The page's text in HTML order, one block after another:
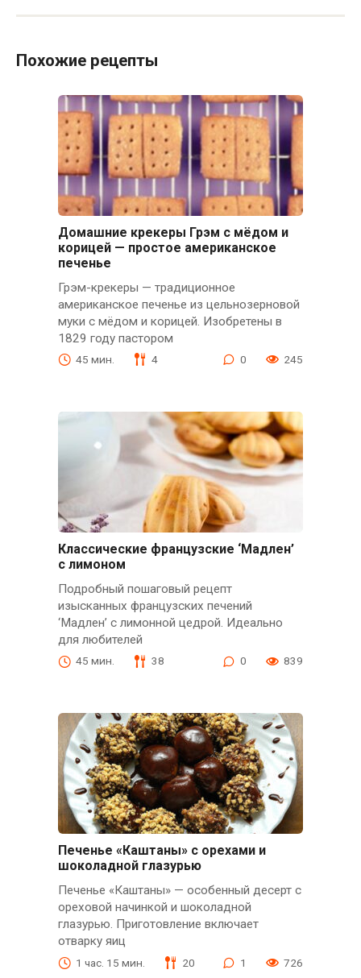
Похожие рецепты
Домашние крекеры Грэм с мёдом и
корицей — простое американское
печенье
Грэм-крекеры — традиционное
американское печенье из цельнозерновой
муки с мёдом и корицей. Изобретены в
1829 году пастором
45 мин. 4 0 245
Классические французские ‘Мадлен’
с лимоном
Подробный пошаговый рецепт
изысканных французских печений
‘Мадлен’ с лимонной цедрой. Идеально
для любителей
45 мин. 38 0 839
Печенье «Каштаны» с орехами и
шоколадной глазурью
Печенье «Каштаны» — особенный десерт с
ореховой начинкой и шоколадной
глазурью. Приготовление включает
отварку яиц
1 час. 15 мин. 20 1 726